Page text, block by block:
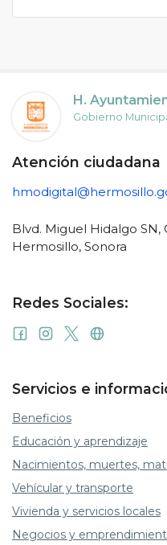
H.
Gobierno
Atención ciudadana
Blvd. Miguel Hidalgo SN,
Hermosillo, Sonora
Redes Sociales:
Servicios e
Beneficios
Educación y aprendizaje
Nacimientos, muertes,
Vehícular y transporte
Vivienda y servicios locales
Negocios y